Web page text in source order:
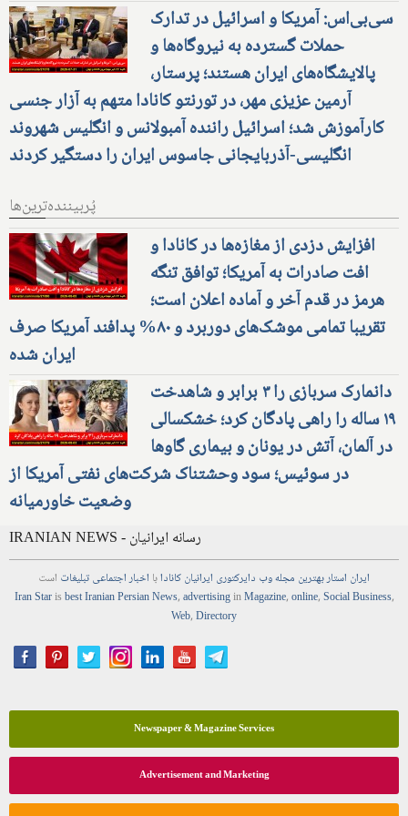
سی‌بی‌اس: آمریکا و اسرائیل در تدارک
حملات گسترده به نیروگاه‌ها و
پالایشگاه‌های ایران هستند؛ پرستار،
آرمین عزیزی مهر، در تورنتو کانادا متهم به آزار جنسی
کارآموزش شد؛ اسرائیل راننده آمبولانس و انگلیس شهروند
انگلیسی-آذربایجانی جاسوس ایران را دستگیر کردند
پُربیننده‌ترین‌ها
افزایش دزدی از مغازه‌ها در کانادا و
افت صادرات به آمریکا؛ توافق تنگه
هرمز در قدم آخر و آماده اعلان است؛
تقریبا تمامی موشک‌های دوربرد و ۸۰% پدافند آمریکا صرف
ایران شده
دانمارک سربازی را ۳ برابر و شاهدخت
۱۹ ساله را راهی پادگان کرد؛ خشکسالی
در آلمان، آتش در یونان و بیماری گاوها
در سوئیس؛ سود وحشتناک شرکت‌های نفتی آمریکا از
وضعیت خاورمیانه
IRANIAN NEWS - رسانه ایرانیان
ایران استاربهترین مجلهوب دایرکتوری ایرانیان کانادابا اخباراجتماعیتبلیغات است
Iran Starisbest Iranian PersianNews,advertisinginMagazine,online,Social Business,
Web,Directory
Newspaper & Magazine Services
Advertisement and Marketing